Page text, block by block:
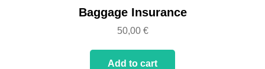
Baggage Insurance
50,00 €
Add to cart